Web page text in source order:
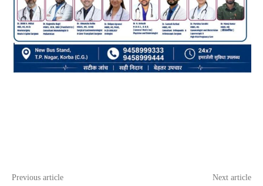
Previous article Next article